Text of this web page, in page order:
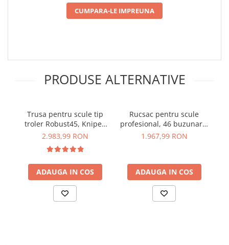
Descarcatoare de Supratensiune
Tablouri Electrice
Stabilizatoare de Tensiune
Banda Izolatoare
Panouri Fotovoltaice
Smart Home
Prize Inteligente
Module Smart Home
CUMPARA-LE IMPREUNA
PRODUSE ALTERNATIVE
Trusa pentru scule tip
troler Robust45, Knipex
00 21 37 LE
2.983,99 RON
ADAUGA IN COS
Rucsac pentru scule
profesional, 46 buzunare,
Veto Pro Pac Tech Pac
1.967,99 RON
ADAUGA IN COS